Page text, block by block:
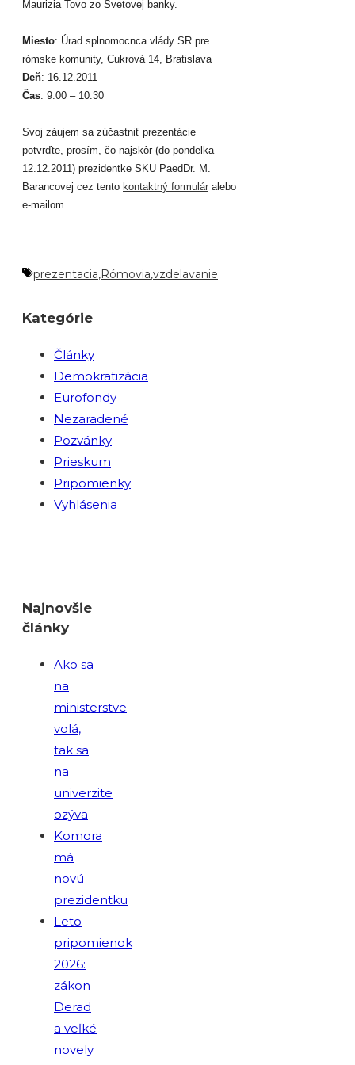
Maurizia Tovo zo Svetovej banky.
Miesto: Úrad splnomocnca vlády SR pre
rómske komunity, Cukrová 14, Bratislava
Deň: 16.12.2011
Čas: 9:00 – 10:30
Svoj záujem sa zúčastniť prezentácie
potvrďte, prosím, čo najskôr (do pondelka
12.12.2011) prezidentke SKU PaedDr. M.
Barancovej cez tento kontaktný formulár alebo
e-mailom.
Značky
prezentacia,Rómovia,vzdelavanie
Kategórie
Články
Demokratizácia
Eurofondy
Nezaradené
Pozvánky
Prieskum
Pripomienky
Vyhlásenia
Najnovšie
články
Ako sa
na
ministerstve
volá,
tak sa
na
univerzite
ozýva
Komora
má
novú
prezidentku
Leto
pripomienok
2026:
zákon
Derad
a veľké
novely